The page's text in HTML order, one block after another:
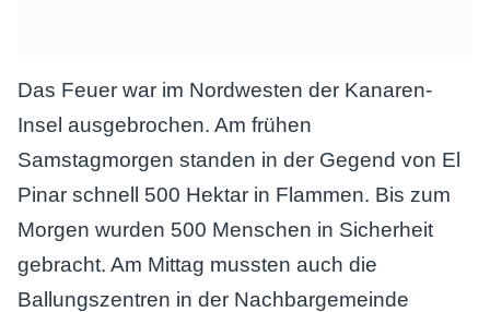
Das Feuer war im Nordwesten der Kanaren-
Insel ausgebrochen. Am frühen
Samstagmorgen standen in der Gegend von El
Pinar schnell 500 Hektar in Flammen. Bis zum
Morgen wurden 500 Menschen in Sicherheit
gebracht. Am Mittag mussten auch die
Ballungszentren in der Nachbargemeinde